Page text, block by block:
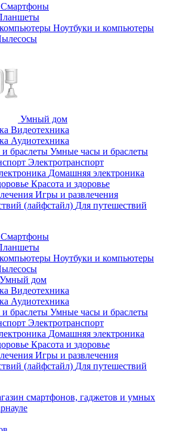
Смартфоны
Ноутбуки и компьютеры
Умный дом
Видеотехника
Аудиотехника
Умные часы и браслеты
Электротранспорт
Домашняя электроника
Красота и здоровье
Игры и развлечения
Для путешествий
Смартфоны
Ноутбуки и компьютеры
Умный дом
Видеотехника
Аудиотехника
Умные часы и браслеты
Электротранспорт
Домашняя электроника
Красота и здоровье
Игры и развлечения
Для путешествий
смартфонов, гаджетов и умных
раз в 2 недели
plait.ru